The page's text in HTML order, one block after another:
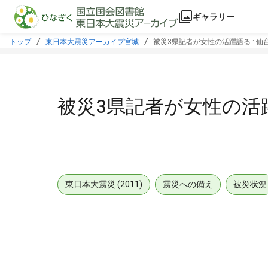
本文に飛ぶ
ギャラリー
トップ 東日本大震災アーカイブ宮城 被災3県記者が女性の活躍語る : 仙
被災3県記者が女性の
東日本大震災 (2011) 震災への備え 被災状況